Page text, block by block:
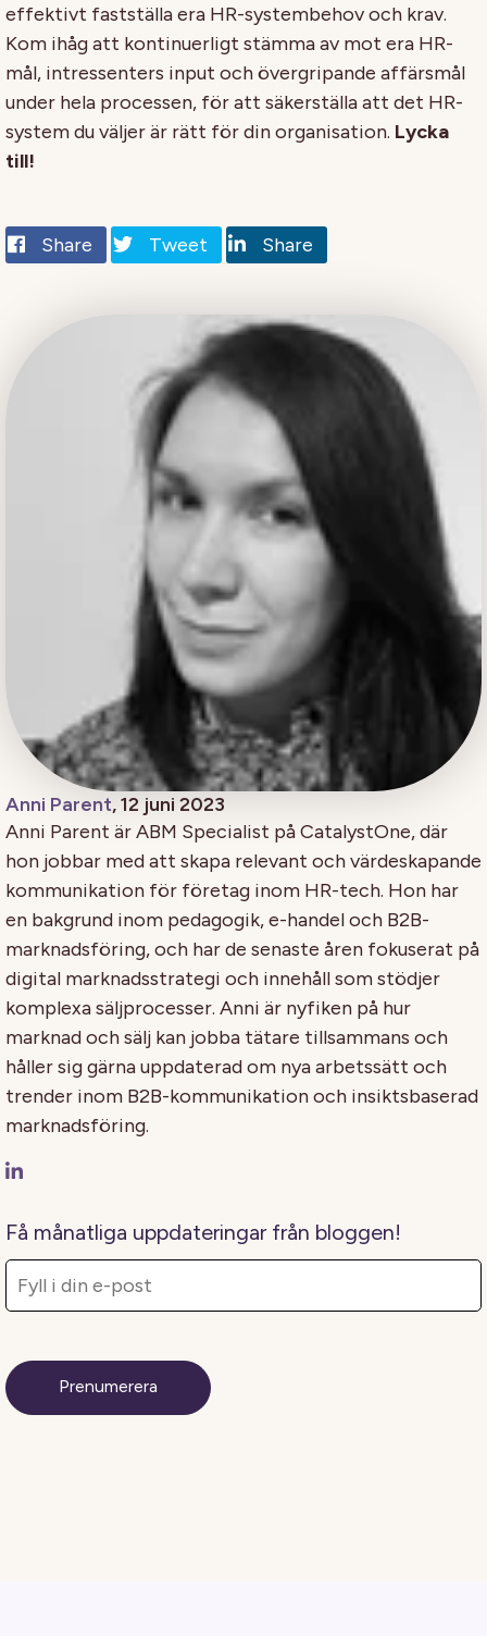
effektivt fastställa era HR-systembehov och krav.
Kom ihåg att kontinuerligt stämma av mot era HR-
mål, intressenters input och övergripande affärsmål
under hela processen, för att säkerställa att det HR-
system du väljer är rätt för din organisation. Lycka
till!
Share Tweet Share
Anni Parent, 12 juni 2023
Anni Parent är ABM Specialist på CatalystOne, där
hon jobbar med att skapa relevant och värdeskapande
kommunikation för företag inom HR-tech. Hon har
en bakgrund inom pedagogik, e-handel och B2B-
marknadsföring, och har de senaste åren fokuserat på
digital marknadsstrategi och innehåll som stödjer
komplexa säljprocesser. Anni är nyfiken på hur
marknad och sälj kan jobba tätare tillsammans och
håller sig gärna uppdaterad om nya arbetssätt och
trender inom B2B-kommunikation och insiktsbaserad
marknadsföring.
Få månatliga uppdateringar från bloggen!